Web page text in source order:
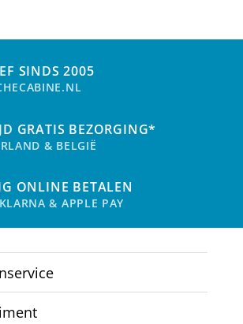
gekozen
worden
de
productpagina
SINDS 2005
GRATIS BEZORGING*
& BELGIË
ONLINE BETALEN
& APPLE PAY